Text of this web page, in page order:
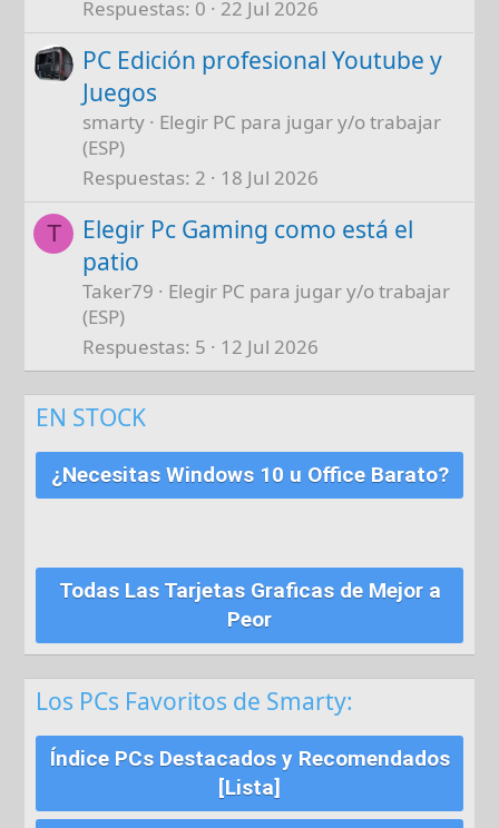
Respuestas 0 22 Jul 2026
PC Edición profesional Youtube y
Juegos
smarty
Elegir PC para jugar y/o trabajar
(ESP)
Respuestas 2 18 Jul 2026
T
Elegir Pc Gaming como está el
patio
Taker79
Elegir PC para jugar y/o trabajar
(ESP)
Respuestas 5 12 Jul 2026
EN STOCK
¿Necesitas Windows 10 u Office Barato?
Todas Las Tarjetas Graficas de Mejor a
Peor
Los PCs Favoritos de Smarty:
Índice PCs Destacados y Recomendados
[Lista]